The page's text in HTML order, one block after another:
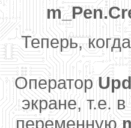
Теперь,
Оператор
экране, т.е.
переменную